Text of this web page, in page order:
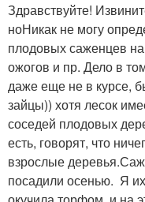
Здравствуйте!
ноНикак не могу
плодовых саженцев
ожогов и пр. Дело в
даже еще не в курсе,
зайцы)) хотя лесок
соседей плодовых
есть, говорят, что
взрослые
посадили осенью. Я